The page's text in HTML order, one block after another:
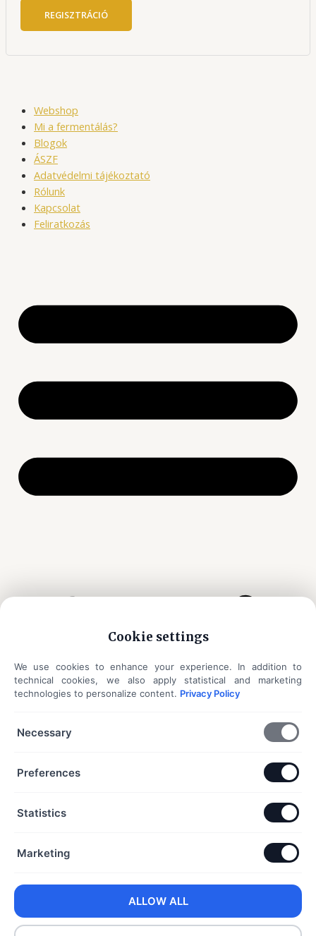
REGISZTRÁCIÓ
Webshop
Mi a fermentálás?
Blogok
ÁSZF
Adatvédelmi tájékoztató
Rólunk
Kapcsolat
Feliratkozás
ÁSZF
Cookie settings
We use cookies to enhance your experience. In addition to
technical cookies, we also apply statistical and marketing
technologies to personalize content. Privacy Policy
Necessary
Preferences
Statistics
Marketing
ALLOW ALL